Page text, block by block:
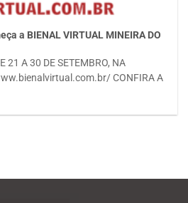
a BIENAL VIRTUAL MINEIRA DO
21 A 30 DE SETEMBRO, NA
CONFIRA A